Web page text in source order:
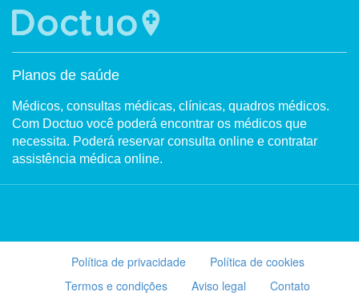
Planos de saúde
Médicos, consultas médicas, clínicas, quadros médicos.
Com Doctuo você poderá encontrar os médicos que
necessita. Poderá reservar consulta online e contratar
assistência médica online.
Política de privacidade
Política de cookies
Termos e condições
Aviso legal Contato